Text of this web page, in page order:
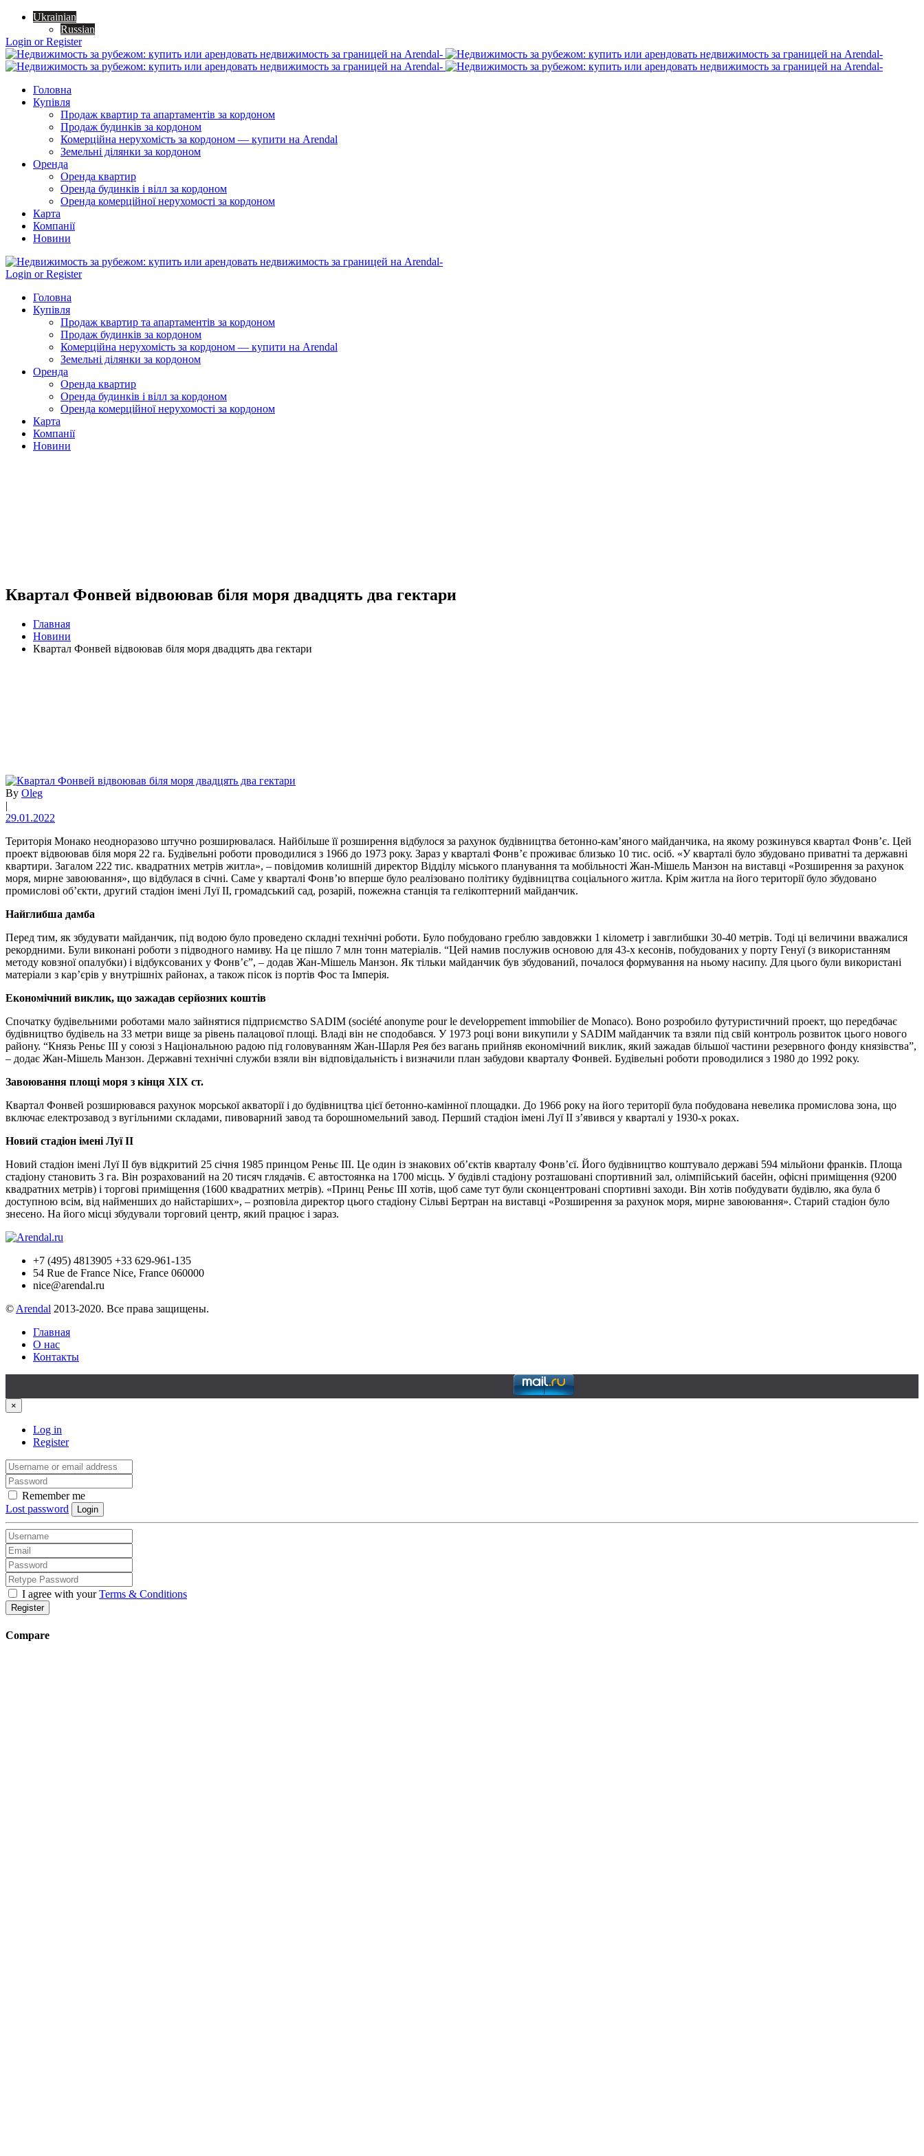
Ukrainian
Russian
Login or Register
Головна
Купівля
Продаж квартир та апартаментів за кордоном
Продаж будинків за кордоном
Комерційна нерухомість за кордоном — купити на Arendal
Земельні ділянки за кордоном
Оренда
Оренда квартир
Оренда будинків і вілл за кордоном
Оренда комерційної нерухомості за кордоном
Карта
Компанії
Новини
Login or Register
Головна
Купівля
Продаж квартир та апартаментів за кордоном
Продаж будинків за кордоном
Комерційна нерухомість за кордоном — купити на Arendal
Земельні ділянки за кордоном
Оренда
Оренда квартир
Оренда будинків і вілл за кордоном
Оренда комерційної нерухомості за кордоном
Карта
Компанії
Новини
Квартал Фонвей відвоював біля моря двадцять два гектари
Главная
Новини
Квартал Фонвей відвоював біля моря двадцять два гектари
By Oleg
|
29.01.2022
Територія Монако неодноразово штучно розширювалася. Найбільше її розширення відбулося за рахунок будівництва бетонно-кам’яного майданчика, на якому розкинувся квартал Фонв’є. Цей
проект відвоював біля моря 22 га. Будівельні роботи проводилися з 1966 до 1973 року. Зараз у кварталі Фонв’є проживає близько 10 тис. осіб. «У кварталі було збудовано приватні та державні
квартири. Загалом 222 тис. квадратних метрів житла», – повідомив колишній директор Відділу міського планування та мобільності Жан-Мішель Манзон на виставці «Розширення за рахунок
моря, мирне завоювання», що відбулася в січні. Саме у кварталі Фонв’ю вперше було реалізовано політику будівництва соціального житла. Крім житла на його території було збудовано
промислові об’єкти, другий стадіон імені Луї II, громадський сад, розарій, пожежна станція та гелікоптерний майданчик.
Найглибша дамба
Перед тим, як збудувати майданчик, під водою було проведено складні технічні роботи. Було побудовано греблю завдовжки 1 кілометр і завглибшки 30-40 метрів. Тоді ці величини вважалися
рекордними. Були виконані роботи з підводного намиву. На це пішло 7 млн ​​тонн матеріалів. “Цей намив послужив основою для 43-х кесонів, побудованих у порту Генуї (з використанням
методу ковзної опалубки) і відбуксованих у Фонв’є”, – додав Жан-Мішель Манзон. Як тільки майданчик був збудований, почалося формування на ньому насипу. Для цього були використані
матеріали з кар’єрів у внутрішніх районах, а також пісок із портів Фос та Імперія.
Економічний виклик, що зажадав серйозних коштів
Спочатку будівельними роботами мало зайнятися підприємство SADIM (société anonyme pour le developpement immobilier de Monaco). Воно розробило футуристичний проект, що передбачає
будівництво будівель на 33 метри вище за рівень палацової площі. Владі він не сподобався. У 1973 році вони викупили у SADIM майданчик та взяли під свій контроль розвиток цього нового
району. “Князь Реньє III у союзі з Національною радою під головуванням Жан-Шарля Рея без вагань прийняв економічний виклик, який зажадав більшої частини резервного фонду князівства”,
– додає Жан-Мішель Манзон. Державні технічні служби взяли він відповідальність і визначили план забудови кварталу Фонвей. Будівельні роботи проводилися з 1980 до 1992 року.
Завоювання площі моря з кінця XIX ст.
Квартал Фонвей розширювався рахунок морської акваторії і до будівництва цієї бетонно-камінної площадки. До 1966 року на його території була побудована невелика промислова зона, що
включає електрозавод з вугільними складами, пивоварний завод та борошномельний завод. Перший стадіон імені Луї II з’явився у кварталі у 1930-х роках.
Новий стадіон імені Луї II
Новий стадіон імені Луї II був відкритий 25 січня 1985 принцом Реньє III. Це один із знакових об’єктів кварталу Фонв’єї. Його будівництво коштувало державі 594 мільйони франків. Площа
стадіону становить 3 га. Він розрахований на 20 тисяч глядачів. Є автостоянка на 1700 місць. У будівлі стадіону розташовані спортивний зал, олімпійський басейн, офісні приміщення (9200
квадратних метрів) і торгові приміщення (1600 квадратних метрів). «Принц Реньє III хотів, щоб саме тут були сконцентровані спортивні заходи. Він хотів побудувати будівлю, яка була б
доступною всім, від найменших до найстаріших», – розповіла директор цього стадіону Сільві Бертран на виставці «Розширення за рахунок моря, мирне завоювання». Старий стадіон було
знесено. На його місці збудували торговий центр, який працює і зараз.
+7 (495) 4813905 +33 629-961-135
54 Rue de France Nice, France 060000
nice@arendal.ru
© Arendal 2013-2020. Все права защищены.
Главная
О нас
Контакты
×
Log in
Register
Remember me
Lost password
Login
I agree with yourTerms & Conditions
Register
Compare